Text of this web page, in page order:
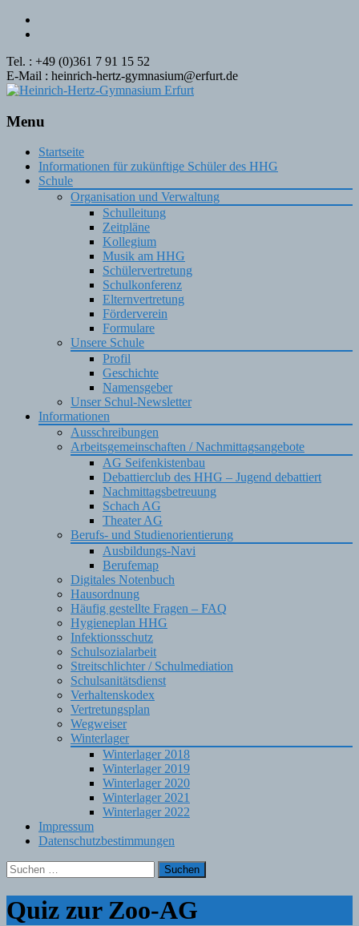
Tel. : +49 (0)361 7 91 15 52
E-Mail : heinrich-hertz-gymnasium@erfurt.de
Menu
Skip
content
Startseite
Informationen für zukünftige Schüler des HHG
Schule
Organisation und Verwaltung
Schulleitung
Zeitpläne
Kollegium
Musik am HHG
Schülervertretung
Schulkonferenz
Elternvertretung
Förderverein
Formulare
Unsere Schule
Profil
Geschichte
Namensgeber
Unser Schul-Newsletter
Informationen
Ausschreibungen
Arbeitsgemeinschaften / Nachmittagsangebote
AG Seifenkistenbau
Debattierclub des HHG – Jugend debattiert
Nachmittagsbetreuung
Schach AG
Theater AG
Berufs- und Studienorientierung
Ausbildungs-Navi
Berufemap
Digitales Notenbuch
Hausordnung
Häufig gestellte Fragen – FAQ
Hygieneplan HHG
Infektionsschutz
Schulsozialarbeit
Streitschlichter / Schulmediation
Schulsanitätsdienst
Verhaltenskodex
Vertretungsplan
Wegweiser
Winterlager
Winterlager 2018
Winterlager 2019
Winterlager 2020
Winterlager 2021
Winterlager 2022
Impressum
Datenschutzbestimmungen
Suchen
nach:
Quiz zur Zoo-AG